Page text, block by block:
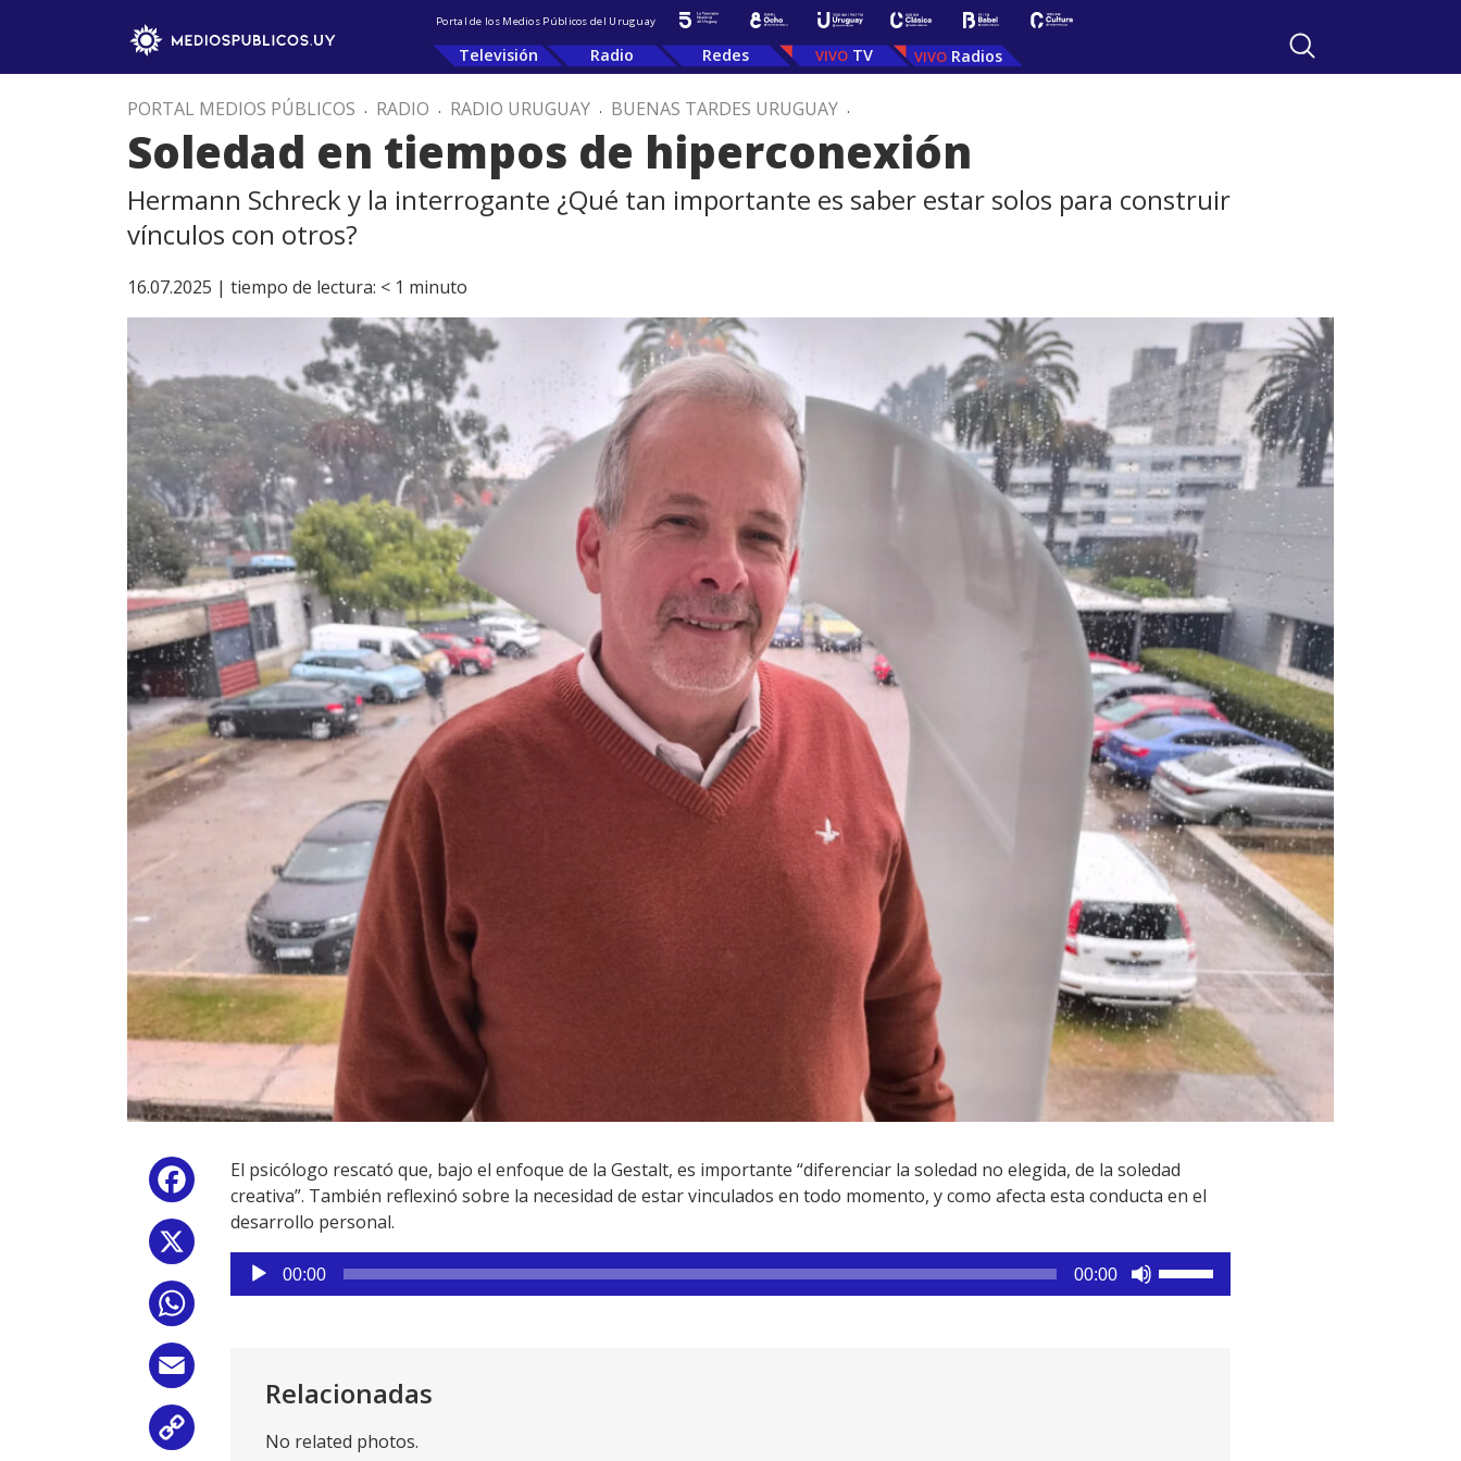
Portal de los Medios Públicos del Uruguay
Televisión Radio Redes TV Radios
PORTAL MEDIOS PÚBLICOS . RADIO . RADIO URUGUAY . BUENAS TARDES URUGUAY .
Soledad en tiempos de hiperconexión
Hermann Schreck y la interrogante ¿Qué tan importante es saber estar solos para construir
vínculos con otros?
16.07.2025 | tiempo de lectura: < 1 minuto
Facebook
El psicólogo rescató que, bajo el enfoque de la Gestalt, es importante “diferenciar la soledad no elegida, de la soledad
creativa”. También reflexinó sobre la necesidad de estar vinculados en todo momento, y como afecta esta conducta en el
desarrollo personal.
Reproductor
de
00:00 00:00
Relacionadas
No related photos.